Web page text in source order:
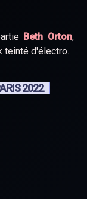
Beth Orton,
teinté d'électro.
2022